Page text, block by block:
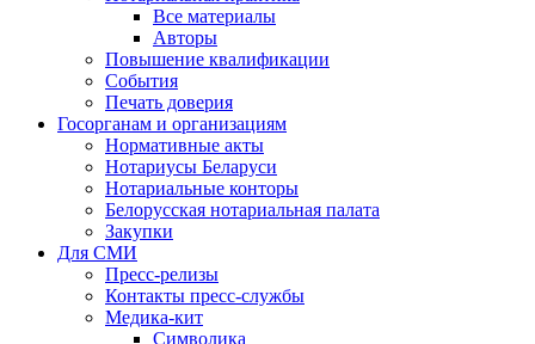
Все материалы
Авторы
Повышение квалификации
События
Печать доверия
Госорганам и организациям
Нормативные акты
Нотариусы Беларуси
Нотариальные конторы
Белорусская нотариальная палата
Закупки
Для СМИ
Пресс-релизы
Контакты пресс-службы
Медика-кит
Символика